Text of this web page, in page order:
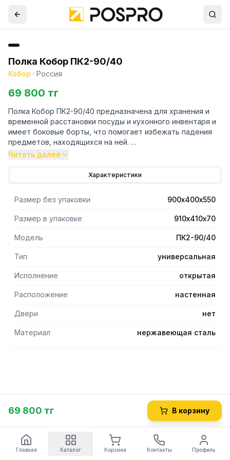
Полка Кобор ПК2-90/40
Кобор · Россия
69 800 тг
Полка Кобор ПК2-90/40 предназначена для хранения и
временной расстановки посуды и кухонного инвентаря и
имеет боковые борты, что помогает избежать падения
предметов, находящихся на ней.
- Полка состоит из двух полок крепящихся на двух
- Полка полностью изготовлена из нержавеющей стали
aisi 430.
Читать далее
Характеристики
Размер без упаковки 900х400х550
Размер в упаковке 910х410х70
Модель ПК2-90/40
Тип универсальная
Исполнение открытая
Расположение настенная
Двери нет
Материал нержавеющая сталь
69 800 тг В корзину
Главная Каталог Корзина Контакты Профиль